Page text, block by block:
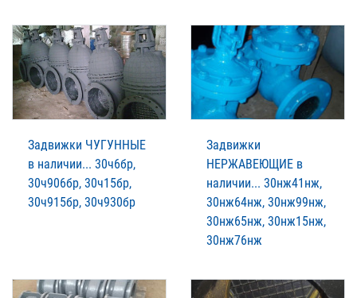
Задвижки ЧУГУННЫЕ
в наличии... 30ч6бр,
30ч906бр, 30ч15бр,
30ч915бр, 30ч930бр
Задвижки
НЕРЖАВЕЮЩИЕ в
наличии... 30нж41нж,
30нж64нж, 30нж99нж,
30нж65нж, 30нж15нж,
30нж76нж